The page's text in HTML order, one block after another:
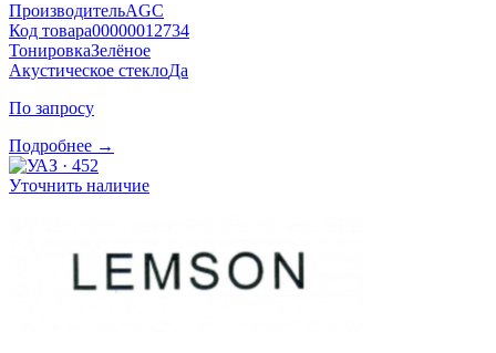
ПроизводительAGC
Код товара00000012734
ТонировкаЗелёное
Акустическое стеклоДа
По запросу
Подробнее →
Уточнить наличие